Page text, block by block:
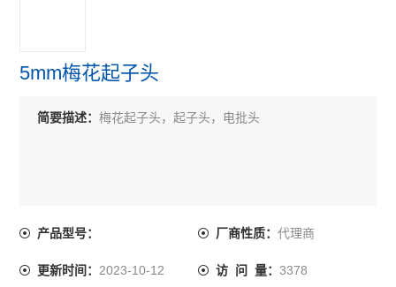
5mm梅花起子头
简要描述：梅花起子头，起子头，电批头
产品型号： 厂商性质： 代理商
更新时间：2023-10-12 访 问 量： 3378